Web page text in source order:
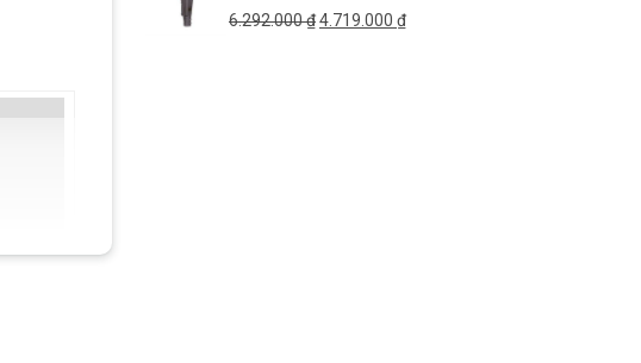
3.200.000 ₫.
6.292.000₫Giá
4.719.000 ₫Giá